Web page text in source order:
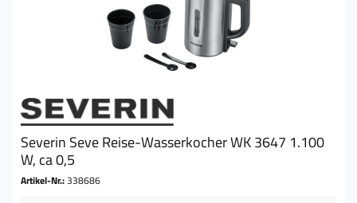
Severin Seve Reise-Wasserkocher WK 3647 1.100
W, ca 0,5
Artikel-Nr.:338686